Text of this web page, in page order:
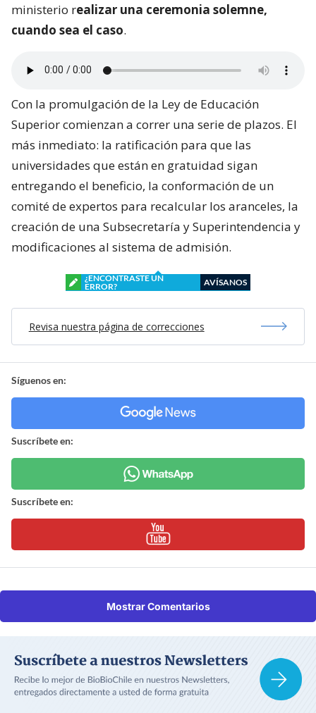
ministerio realizar una ceremonia solemne,
cuando sea el caso.
Con la promulgación de la Ley de Educación
Superior comienzan a correr una serie de plazos. El
más inmediato: la ratificación para que las
universidades que están en gratuidad sigan
entregando el beneficio, la conformación de un
comité de expertos para recalcular los aranceles, la
creación de una Subsecretaría y Superintendencia y
modificaciones al sistema de admisión.
¿ENCONTRASTE UN
ERROR?
AVÍSANOS
Revisa nuestra página de correcciones
Síguenos en:
Suscríbete en:
Suscríbete en:
Mostrar Comentarios